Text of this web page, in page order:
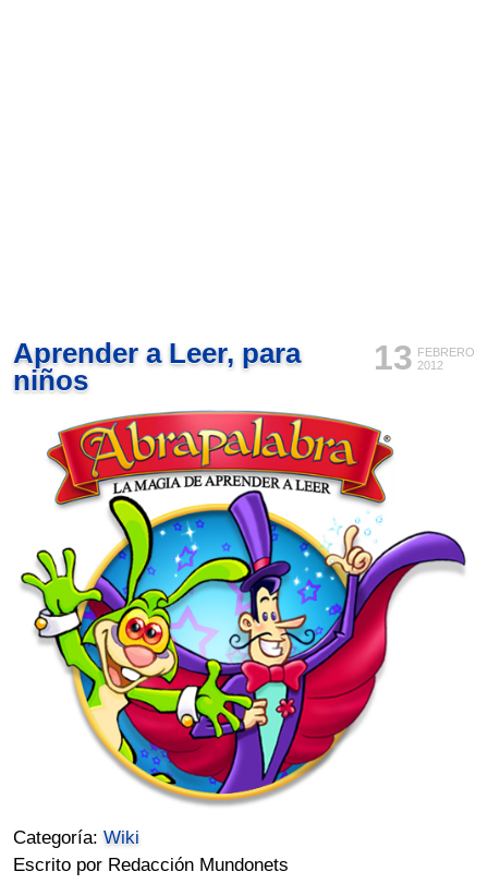
13 FEBRERO
2012
Aprender a Leer, para
niños
Categoría:Wiki
Escrito por Redacción Mundonets